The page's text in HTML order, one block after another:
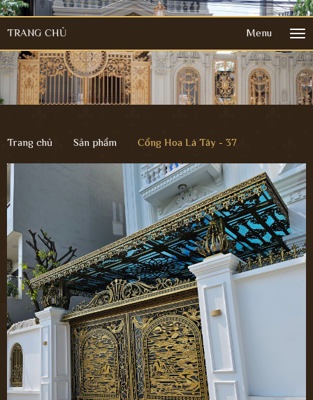
TRANG CHỦ Menu
Trang chủ Sản phẩm Cổng Hoa Lá Tây - 37